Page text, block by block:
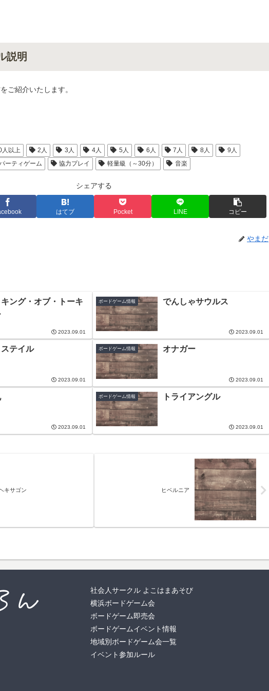
説明
ご紹介いたします。
人以上 2人 3人 4人 5人 6人 7人 8人
9人
ーティゲーム 協力プレイ 軽量級（～30分） 音楽
シェアする
はてブ Pocket LINE コピー
やまだ
ング・オブ・トーキ
2023.09.01
ボードゲーム情報 でんしゃサウルス
2023.09.01
テイル
2023.09.01
ボードゲーム情報 オナガー
2023.09.01
2023.09.01
ボードゲーム情報 トライアングル
2023.09.01
キサゴン ヒベルニア
社会人サークル よこはまあそび
横浜ボードゲーム会
ボードゲーム即売会
ボードゲームイベント情報
地域別ボードゲーム会一覧
イベント参加ルール